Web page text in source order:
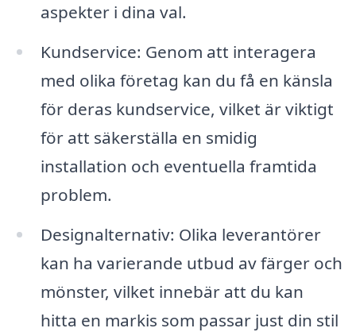
aspekter i dina val.
Kundservice: Genom att interagera
med olika företag kan du få en känsla
för deras kundservice, vilket är viktigt
för att säkerställa en smidig
installation och eventuella framtida
problem.
Designalternativ: Olika leverantörer
kan ha varierande utbud av färger och
mönster, vilket innebär att du kan
hitta en markis som passar just din stil